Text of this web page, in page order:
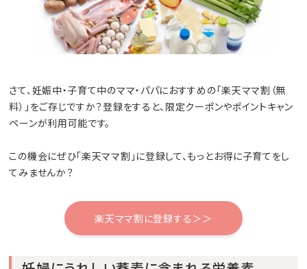
さて、妊娠中・子育て中のママ・パパにおすすめの「楽天ママ割（無
料）」をご存じですか？登録をすると、限定クーポンやポイントキャン
ペーンが利用可能です。
この機会にぜひ「楽天ママ割」に登録して、もっとお得に子育てをし
てみませんか？
楽天ママ割に登録する＞＞